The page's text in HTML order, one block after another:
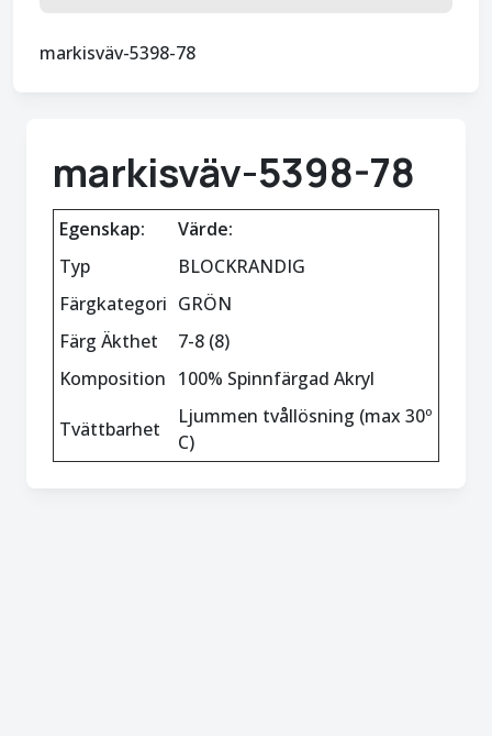
markisväv-5398-78
markisväv-5398-78
Egenskap:
Värde:
Typ
BLOCKRANDIG
Färgkategori GRÖN
Färg Äkthet
7-8 (8)
Komposition 100% Spinnfärgad Akryl
Tvättbarhet
Ljummen tvållösning (max 30º
C)